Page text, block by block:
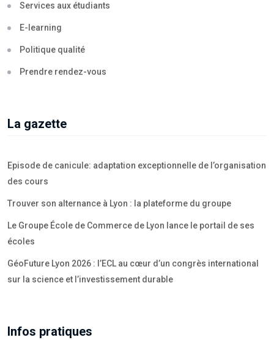
Services aux étudiants
E-learning
Politique qualité
Prendre rendez-vous
La gazette
Episode de canicule: adaptation exceptionnelle de l’organisation
des cours
Trouver son alternance à Lyon : la plateforme du groupe
Le Groupe École de Commerce de Lyon lance le portail de ses
écoles
GéoFuture Lyon 2026 : l’ECL au cœur d’un congrès international
sur la science et l’investissement durable
Infos pratiques